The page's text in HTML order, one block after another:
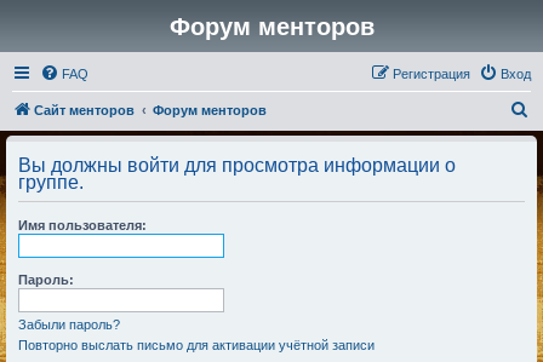
Форум менторов
FAQ Вход
Регистрация
Сайт менторов Форум менторов
о
Вы должны войти для просмотра информации о
группе.
Имя пользователя:
Пароль:
Забыли пароль?
Повторно выслать письмо для активации учётной записи